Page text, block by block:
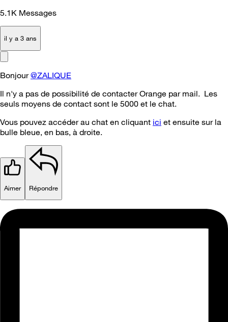
5.1K Messages
il y a 3 ans
Bonjour@ZALIQUE
Il n'y a pas de possibilité de contacter Orange par mail. Les
seuls moyens de contact sont le 5000 et le chat.
Vous pouvez accéder au chat en cliquant ici et ensuite sur la
bulle bleue, en bas, à droite.
Aimer Répondre